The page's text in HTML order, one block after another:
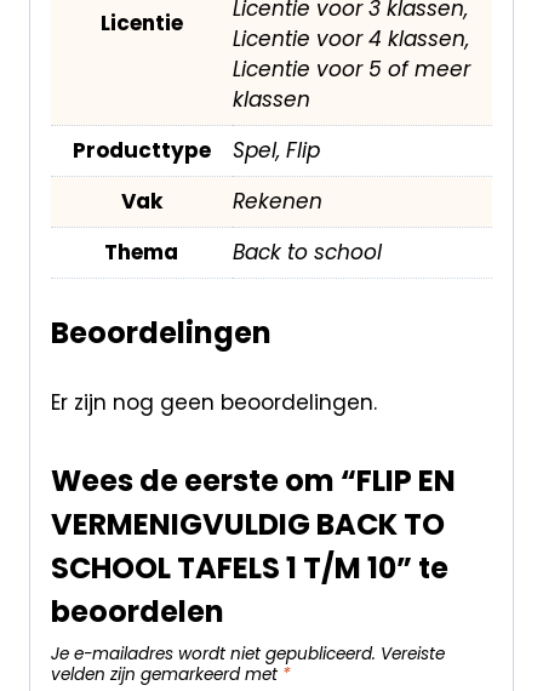
Licentie
Licentie voor 3 klassen,
Licentie voor 4 klassen,
Licentie voor 5 of meer
klassen
Producttype
Spel, Flip
Vak
Rekenen
Thema
Back to school
Beoordelingen
Er zijn nog geen beoordelingen.
Wees de eerste om “FLIP EN
VERMENIGVULDIG BACK TO
SCHOOL TAFELS 1 T/M 10” te
beoordelen
Je e-mailadres wordt niet gepubliceerd. Vereiste
velden zijn gemarkeerd met *